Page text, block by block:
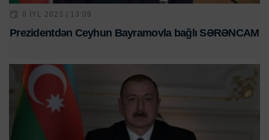
8 IYL 2023 | 13:09
Prezidentdən Ceyhun Bayramovla bağlı SƏRƏNCAM